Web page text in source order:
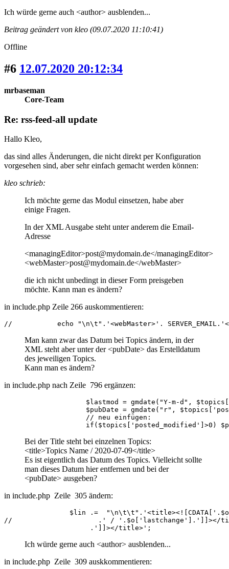
Ich würde gerne auch <author> ausblenden...
Beitrag geändert von kleo (09.07.2020 11:10:41)
Offline
#6 12.07.2020 20:12:34
mrbaseman
Core-Team
Re: rss-feed-all update
Hallo Kleo,
das sind alles Änderungen, die nicht direkt per Konfiguration
vorgesehen sind, aber sehr einfach gemacht werden können:
kleo schrieb:
Ich möchte gerne das Modul einsetzen, habe aber
einige Fragen.
In der XML Ausgabe steht unter anderem die Email-
Adresse
<managingEditor>post@mydomain.de</managingEditor>
<webMaster>post@mydomain.de</webMaster>
die ich nicht unbedingt in dieser Form preisgeben
möchte. Kann man es ändern?
in include.php Zeile 266 auskommentieren:
//           echo "\n\t".'<webMaster>'.
Man kann zwar das Datum bei Topics ändern, in der
XML steht aber unter der <pubDate> das Erstelldatum
des jeweiligen Topics.
Kann man es ändern?
in include.php nach Zeile 796 ergänzen:
$lastmod = gmdate("Y-m-d",
$pubDate = gmdate("r",
                    // neu einfügen:
if($topics['posted_modified']>0)
Bei der Title steht bei einzelnen Topics:
<title>Topics Name / 2020-07-09</title>
Es ist eigentlich das Datum des Topics. Vielleicht sollte
man dieses Datum hier entfernen und bei der
<pubDate> ausgeben?
in include.php Zeile 305 ändern:
$lin .=
//                     .' / '.$o['lastchange'].']]></
                     .']]></title>';
Ich würde gerne auch <author> ausblenden...
in include.php Zeile 309 auskkommentieren: